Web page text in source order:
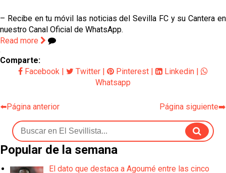
– Recibe en tu móvil las noticias del Sevilla FC y su Cantera en
nuestro Canal Oficial de WhatsApp.
Read more
Comparte:
Facebook | Twitter | Pinterest | Linkedin |
Whatsapp
⬅️Página anterior Página siguiente➡️
Popular de la semana
El dato que destaca a Agoumé entre las cinco